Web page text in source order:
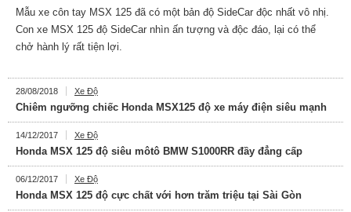
Mẫu xe côn tay MSX 125 đã có một bản độ SideCar độc nhất vô nhị.
Con xe MSX 125 độ SideCar nhìn ấn tượng và độc đáo, lại có thể
chở hành lý rất tiện lợi.
28/08/2018 Xe Độ
Chiêm ngưỡng chiếc Honda MSX125 độ xe máy điện siêu mạnh
14/12/2017 Xe Độ
Honda MSX 125 độ siêu môtô BMW S1000RR đầy đẳng cấp
06/12/2017 Xe Độ
Honda MSX 125 độ cực chất với hơn trăm triệu tại Sài Gòn